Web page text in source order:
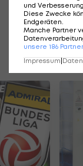
und
Diese Zwecke
Endgeräten.
Manche Partner
unsere 186 Partner
Impressum